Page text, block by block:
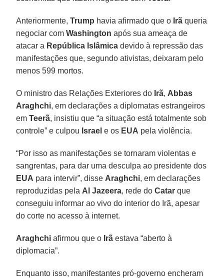
Anteriormente,Trump havia afirmado que o Irã queria
negociar comWashington após sua ameaça de
atacar a República Islâmica devido à repressão das
manifestações que, segundo ativistas, deixaram pelo
menos 599 mortos.
O ministro das Relações Exteriores do Irã, Abbas
Araghchi, em declarações a diplomatas estrangeiros
emTeerã, insistiu que “a situação está totalmente sob
controle” e culpou Israel e os EUA pela violência.
“Por isso as manifestações se tornaram violentas e
sangrentas, para dar uma desculpa ao presidente dos
EUA para intervir”, disse Araghchi, em declarações
reproduzidas pela Al Jazeera, rede doCatar que
conseguiu informar ao vivo do interior do Irã, apesar
do corte no acesso à internet.
Araghchi afirmou que o Irã estava “aberto à
diplomacia”.
Enquanto isso, manifestantes pró-governo encheram